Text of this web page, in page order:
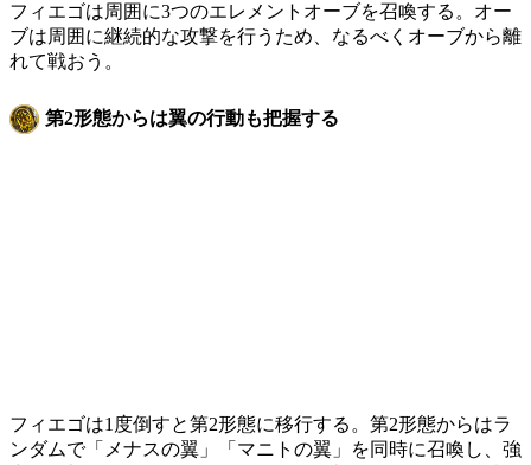
フィエゴは周囲に3つのエレメントオーブを召喚する。オー
ブは周囲に継続的な攻撃を行うため、なるべくオーブから離
れて戦おう。
第2形態からは翼の行動も把握する
フィエゴは1度倒すと第2形態に移行する。第2形態からはラ
ンダムで「メナスの翼」「マニトの翼」を同時に召喚し、強